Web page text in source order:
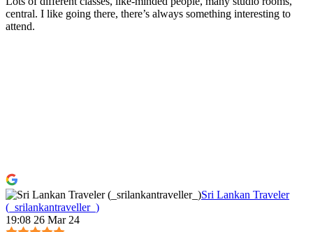
central. I like going there, there’s always something interesting to
attend.
Sri Lankan Traveler
(_srilankantraveller_)
19:08 26 Mar 24